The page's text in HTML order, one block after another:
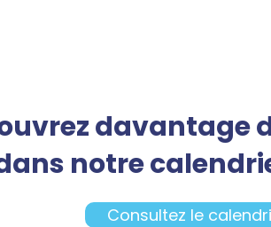
davantage
notre
Consultez le